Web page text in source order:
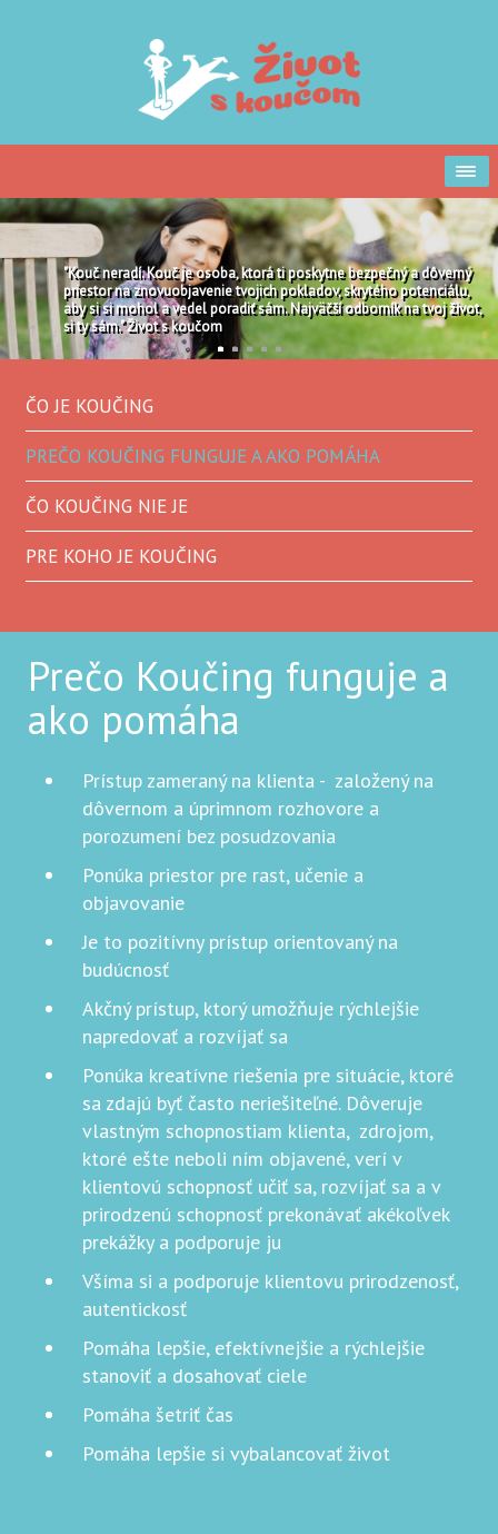
"Kouč neradí. Kouč je osoba, ktorá ti poskytne bezpečný a dôverný
priestor na znovuobjavenie tvojich pokladov, skrytého potenciálu,
aby si si mohol a vedel poradiť sám. Najväčší odborník na tvoj život,
si ty sám." Život s koučom
1 2 3 4 5
ČO JE KOUČING
PREČO KOUČING FUNGUJE A AKO POMÁHA
ČO KOUČING NIE JE
PRE KOHO JE KOUČING
Prečo Koučing funguje a
ako pomáha
Prístup zameraný na klienta - založený na
dôvernom a úprimnom rozhovore a
porozumení bez posudzovania
Ponúka priestor pre rast, učenie a
objavovanie
Je to pozitívny prístup orientovaný na
budúcnosť
Akčný prístup, ktorý umožňuje rýchlejšie
napredovať a rozvíjať sa
Ponúka kreatívne riešenia pre situácie, ktoré
sa zdajú byť často neriešiteľné. Dôveruje
vlastným schopnostiam klienta, zdrojom,
ktoré ešte neboli ním objavené, verí v
klientovú schopnosť učiť sa, rozvíjať sa a v
prirodzenú schopnosť prekonávať akékoľvek
prekážky a podporuje ju
Všíma si a podporuje klientovu prirodzenosť,
autentickosť
Pomáha lepšie, efektívnejšie a rýchlejšie
stanoviť a dosahovať ciele
Pomáha šetriť čas
Pomáha lepšie si vybalancovať život